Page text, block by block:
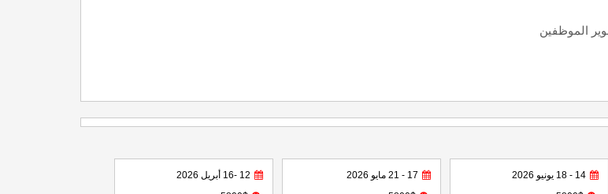
الموظفين
12 -16 أبريل 2026
17 - 21 مايو 2026
14 - 18 يونيو 2026